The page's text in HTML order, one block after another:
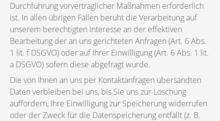
Durchführung vorvertraglicher Maßnahmen erforderlich
ist. In allen übrigen Fällen beruht die Verarbeitung auf
unserem berechtigten Interesse an der effektiven
Bearbeitung der an uns gerichteten Anfragen (Art. 6 Abs.
1 lit. f DSGVO) oder auf Ihrer Einwilligung (Art. 6 Abs. 1 lit.
a DSGVO) sofern diese abgefragt wurde.
Die von Ihnen an uns per Kontaktanfragen übersandten
Daten verbleiben bei uns, bis Sie uns zur Löschung
auffordern, Ihre Einwilligung zur Speicherung widerrufen
oder der Zweck für die Datenspeicherung entfällt (z. B.